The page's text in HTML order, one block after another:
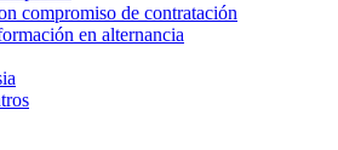
compromiso de contratación
en alternancia